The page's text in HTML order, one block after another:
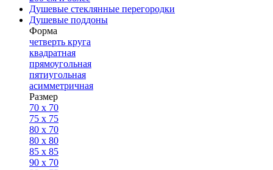
Душевые стеклянные перегородки
Душевые поддоны
Форма
четверть круга
квадратная
прямоугольная
пятиугольная
асимметричная
Размер
70 x 70
75 x 75
80 x 70
80 x 80
85 x 85
90 x 70